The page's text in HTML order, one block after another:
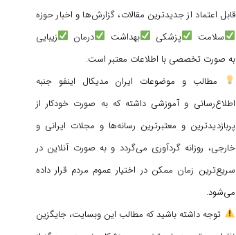
قابل اعتماد از جدیدترین مقالات، گزارش‌ها و اخبار حوزه
سلامت
پزشکی بهداشت درمان
زیبایی
به صورت تخصصی با اطلاعات معتبر است.
مطالب و موضوعات ایران مدیکال اینفو جنبه
اطلاع‌رسانی و آموزشی داشته که به صورت خودکار از
پربازدیدترین و معتبرترین رسانه‌ها و مجلات ایرانی و
خارجی، روزانه گردآوری می‌گردد و به صورت آنلاین در
سریع‌ترین زمان ممکن در اختیار عموم مردم قرار داده
می‌شود.
توجه داشته باشید که مطالب این وبسایت، جایگزین